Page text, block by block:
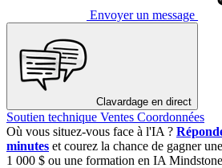
Envoyer un message
Clavardage en direct
Soutien technique Ventes Coordonnées
Où vous situez-vous face à l'IA ?
minutes et courez la chance de gagner
1 000 $ ou une formation en IA